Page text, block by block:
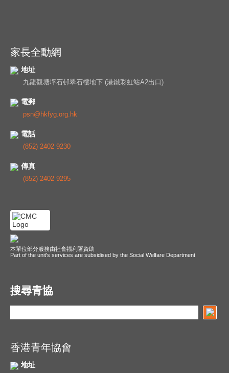
家長全動網
地址
九龍觀塘坪石邨翠石樓地下 (港鐵彩虹站A2出口)
電郵
psn@hkfyg.org.hk
電話
(852) 2402 9230
傳真
(852) 2402 9295
本單位部分服務由社會福利署資助
Part of the unit's services are subsidised by the Social Welfare Department
搜尋青協
香港青年協會
地址